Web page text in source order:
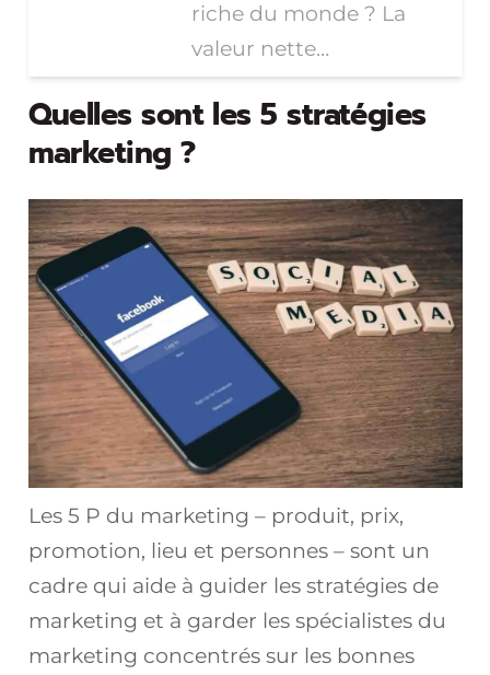
riche du monde ? La
valeur nette…
Quelles sont les 5 stratégies
marketing ?
Les 5 P du marketing – produit, prix,
promotion, lieu et personnes – sont un
cadre qui aide à guider les stratégies de
marketing et à garder les spécialistes du
marketing concentrés sur les bonnes